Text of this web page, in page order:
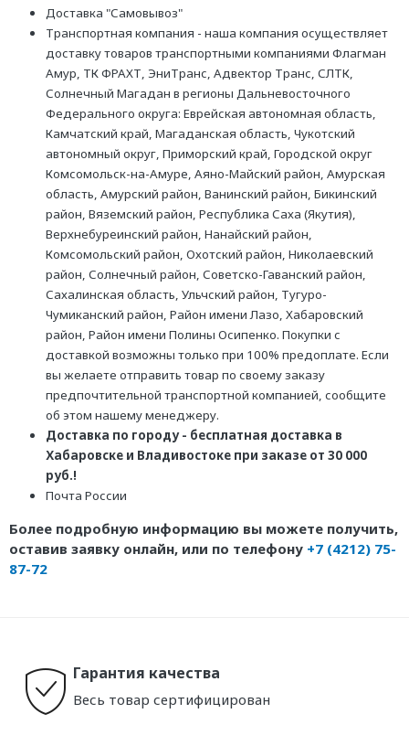
Доставка "Самовывоз"
Транспортная компания - наша компания осуществляет
доставку товаров транспортными компаниями Флагман
Амур, ТК ФРАХТ, ЭниТранс, Адвектор Транс, СЛТК,
Солнечный Магадан в регионы Дальневосточного
Федерального округа: Еврейская автономная область,
Камчатский край, Магаданская область, Чукотский
автономный округ, Приморский край, Городской округ
Комсомольск-на-Амуре, Аяно-Майский район, Амурская
область, Амурский район, Ванинский район, Бикинский
район, Вяземский район, Республика Саха (Якутия),
Верхнебуреинский район, Нанайский район,
Комсомольский район, Охотский район, Николаевский
район, Солнечный район, Советско-Гаванский район,
Сахалинская область, Ульчский район, Тугуро-
Чумиканский район, Район имени Лазо, Хабаровский
район, Район имени Полины Осипенко. Покупки с
доставкой возможны только при 100% предоплате. Если
вы желаете отправить товар по своему заказу
предпочтительной транспортной компанией, сообщите
об этом нашему менеджеру.
Доставка по городу - бесплатная доставка в
Хабаровске и Владивостоке при заказе от 30 000
руб.!
Почта России
Более подробную информацию вы можете получить,
оставив заявку онлайн, или по телефону +7 (4212) 75-
87-72
Гарантия качества
Весь товар сертифицирован